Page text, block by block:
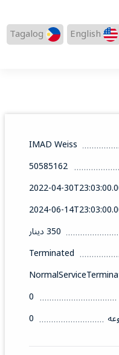
English
Tagalog
IMAD Weiss
50585162
2022-04-
2024-06-
350 دينار
Terminated
0
0